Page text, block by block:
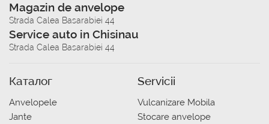
Magazin de anvelope
Strada Calea Basarabiei 44
Service auto in Chisinau
Strada Calea Basarabiei 44
Каталог
Anvelopele
Jante
Servicii
Vulcanizare Mobila
Stocare anvelope